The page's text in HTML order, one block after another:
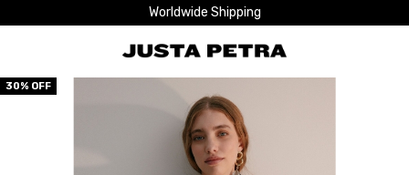
Worldwide Shipping
30% OFF